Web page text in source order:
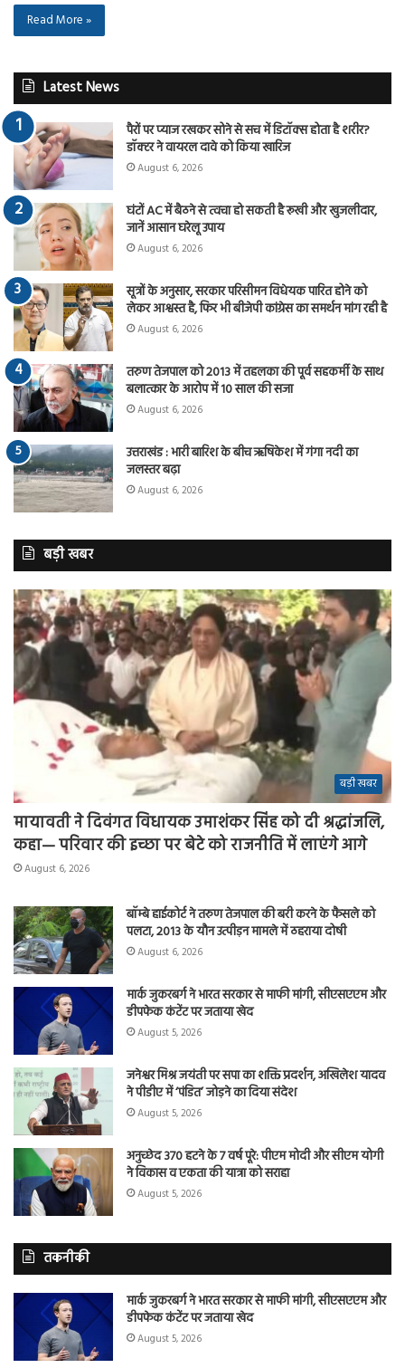
Read More »
Latest News
पैरों पर प्याज रखकर सोने से सच में डिटॉक्स होता है शरीर?
डॉक्टर ने वायरल दावे को किया खारिज
August 6, 2026
घंटों AC में बैठने से त्वचा हो सकती है रूखी और खुजलीदार,
जानें आसान घरेलू उपाय
August 6, 2026
सूत्रों के अनुसार, सरकार परिसीमन विधेयक पारित होने को
लेकर आश्वस्त है, फिर भी बीजेपी कांग्रेस का समर्थन मांग रही है
August 6, 2026
तरुण तेजपाल को 2013 में तहलका की पूर्व सहकर्मी के साथ
बलात्कार के आरोप में 10 साल की सजा
August 6, 2026
उत्तराखंड : भारी बारिश के बीच ऋषिकेश में गंगा नदी का
जलस्तर बढ़ा
August 6, 2026
बड़ी खबर
बड़ी खबर
मायावती ने दिवंगत विधायक उमाशंकर सिंह को दी श्रद्धांजलि,
कहा— परिवार की इच्छा पर बेटे को राजनीति में लाएंगे आगे
August 6, 2026
बॉम्बे हाईकोर्ट ने तरुण तेजपाल की बरी करने के फैसले को
पलटा, 2013 के यौन उत्पीड़न मामले में ठहराया दोषी
August 6, 2026
मार्क जुकरबर्ग ने भारत सरकार से माफी मांगी, सीएसएएम और
डीपफेक कंटेंट पर जताया खेद
August 5, 2026
जनेश्वर मिश्र जयंती पर सपा का शक्ति प्रदर्शन, अखिलेश यादव
ने पीडीए में ‘पंडित’ जोड़ने का दिया संदेश
August 5, 2026
अनुच्छेद 370 हटने के 7 वर्ष पूरे: पीएम मोदी और सीएम योगी
ने विकास व एकता की यात्रा को सराहा
August 5, 2026
तकनीकी
मार्क जुकरबर्ग ने भारत सरकार से माफी मांगी, सीएसएएम और
डीपफेक कंटेंट पर जताया खेद
August 5, 2026